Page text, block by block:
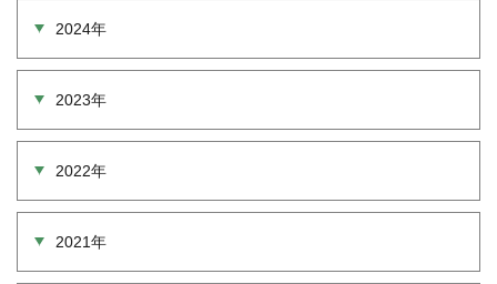
2024年
2023年
2022年
2021年